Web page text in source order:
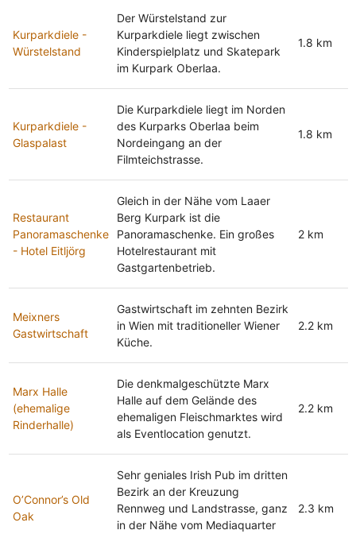
Kurparkdiele -
Würstelstand
Der Würstelstand zur
Kurparkdiele liegt zwischen
Kinderspielplatz und Skatepark
im Kurpark Oberlaa.
1.8 km
Kurparkdiele -
Glaspalast
Die Kurparkdiele liegt im Norden
des Kurparks Oberlaa beim
Nordeingang an der
Filmteichstrasse.
1.8 km
Restaurant
Panoramaschenke
- Hotel Eitljörg
Gleich in der Nähe vom Laaer
Berg Kurpark ist die
Panoramaschenke. Ein großes
Hotelrestaurant mit
Gastgartenbetrieb.
2 km
Meixners
Gastwirtschaft
Gastwirtschaft im zehnten Bezirk
in Wien mit traditioneller Wiener
Küche.
2.2 km
Marx Halle
(ehemalige
Rinderhalle)
Die denkmalgeschützte Marx
Halle auf dem Gelände des
ehemaligen Fleischmarktes wird
als Eventlocation genutzt.
2.2 km
O’Connor’s Old
Oak
Sehr geniales Irish Pub im dritten
Bezirk an der Kreuzung
Rennweg und Landstrasse, ganz
in der Nähe vom Mediaquarter
2.3 km